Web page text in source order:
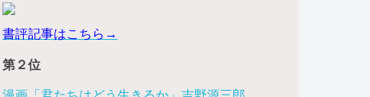
書評記事はこちら→
第２位